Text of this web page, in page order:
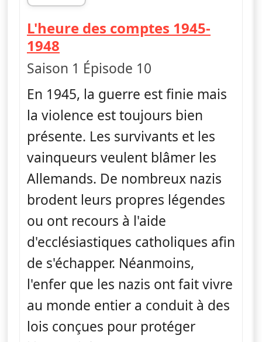
fin 13h35
L'heure des comptes 1945-
1948
Saison 1 Épisode 10
En 1945, la guerre est finie mais
la violence est toujours bien
présente. Les survivants et les
vainqueurs veulent blâmer les
Allemands. De nombreux nazis
brodent leurs propres légendes
ou ont recours à l'aide
d'ecclésiastiques catholiques afin
de s'échapper. Néanmoins,
l'enfer que les nazis ont fait vivre
au monde entier a conduit à des
lois conçues pour protéger